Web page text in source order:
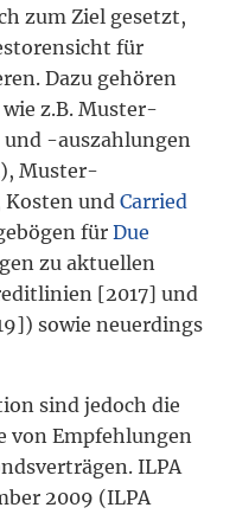
zum Ziel gesetzt,
für
Dazu gehören
z.B. Muster-
-auszahlungen
Muster-
Kosten undCarried
fürDue
zu aktuellen
[2017] und
sowie neuerdings
sind jedoch die
von Empfehlungen
ILPA
2009 (ILPA